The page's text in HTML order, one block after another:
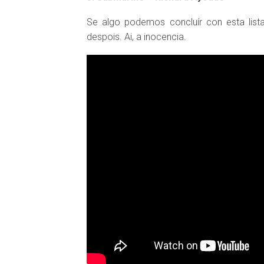
Se algo podemos concluír con esta
despois. Ai, a inocencia.